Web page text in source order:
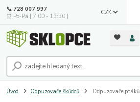
CZK
📞 728 007 997
⏰ Po-Pá | 7:00 - 13:30 |
Úvod Odpuzovače škůdců Odpuzovače ptáků